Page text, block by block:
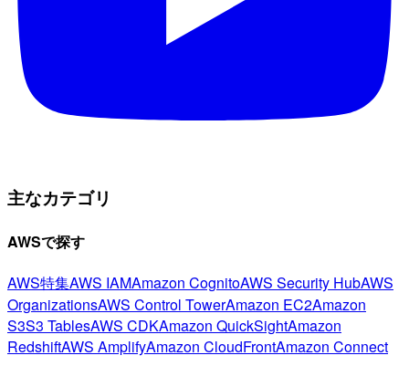
主なカテゴリ
AWSで探す
AWS特集AWS IAMAmazon CognitoAWS Security HubAWS
OrganizationsAWS Control TowerAmazon EC2Amazon
S3S3 TablesAWS CDKAmazon QuickSightAmazon
RedshiftAWS AmplifyAmazon CloudFrontAmazon Connect